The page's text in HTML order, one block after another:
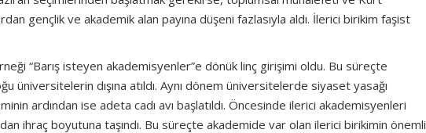
gençlik ve akademik alan payına düşeni fazlasıyla aldı. İlerici birikim faşist
“Barış isteyen akademisyenler”e dönük linç girişimi oldu. Bu süreçte
üniversitelerin dışına atıldı. Aynı dönem üniversitelerde siyaset yasağı
ardından ise adeta cadı avı başlatıldı. Öncesinde ilerici akademisyenleri
ihraç boyutuna taşındı. Bu süreçte akademide var olan ilerici birikimin önemli